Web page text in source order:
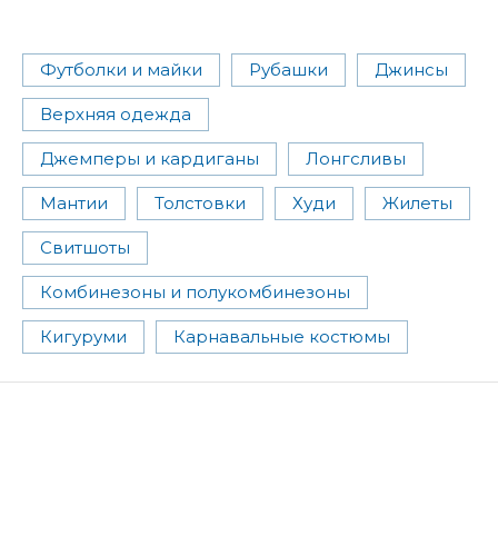
Футболки и майки Рубашки Джинсы
Верхняя одежда
Джемперы и кардиганы Лонгсливы
Мантии Толстовки Худи Жилеты
Свитшоты
Комбинезоны и полукомбинезоны
Кигуруми Карнавальные костюмы